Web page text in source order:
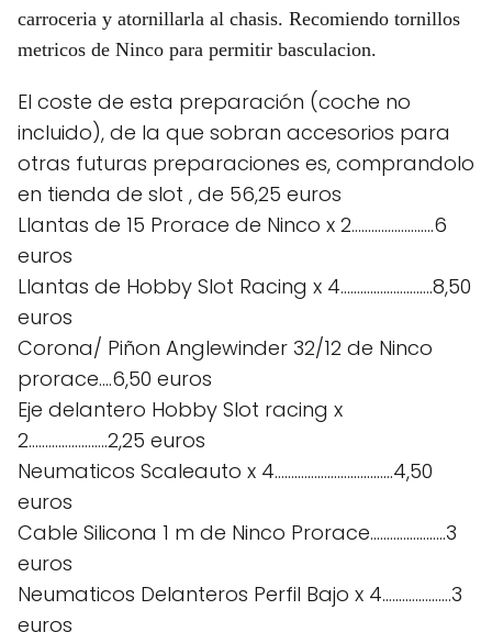
carroceria y atornillarla al chasis. Recomiendo tornillos
metricos de Ninco para permitir basculacion.
El coste de esta preparación (coche no
incluido), de la que sobran accesorios para
otras futuras preparaciones es, comprandolo
en tienda de slot , de 56,25 euros
Llantas de 15 Prorace de Ninco x 2.........................6
euros
Llantas de Hobby Slot Racing x 4............................8,50
euros
Corona/ Piñon Anglewinder 32/12 de Ninco
prorace....6,50 euros
Eje delantero Hobby Slot racing x
2........................2,25 euros
Neumaticos Scaleauto x 4....................................4,50
euros
Cable Silicona 1 m de Ninco Prorace.......................3
euros
Neumaticos Delanteros Perfil Bajo x 4.....................3
euros